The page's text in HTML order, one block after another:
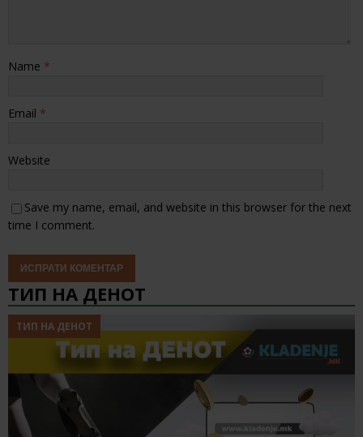
Name *
Email *
Website
Save my name, email, and website in this browser for the next
time I comment.
ТИП НА ДЕНОТ
ТИП НА ДЕНОТ